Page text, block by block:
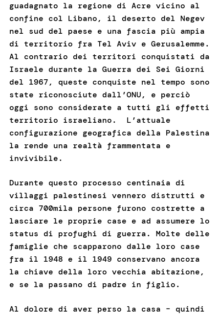
guadagnato la regione di Acre vicino al
confine col Libano, il deserto del Negev
nel sud del paese e una fascia più ampia
di territorio fra Tel Aviv e Gerusalemme.
Al contrario dei territori conquistati da
Israele durante la Guerra dei Sei Giorni
del 1967, queste conquiste nel tempo sono
state riconosciute dall’ONU, e perciò
oggi sono considerate a tutti gli effetti
territorio israeliano. L’attuale
configurazione geografica della Palestina
la rende una realtà frammentata e
invivibile.
Durante questo processo centinaia di
villaggi palestinesi vennero distrutti e
circa 700mila persone furono costrette a
lasciare le proprie case e ad assumere lo
status di profughi di guerra. Molte delle
famiglie che scapparono dalle loro case
fra il 1948 e il 1949 conservano ancora
la chiave della loro vecchia abitazione,
e se la passano di padre in figlio.
Al dolore di aver perso la casa – quindi